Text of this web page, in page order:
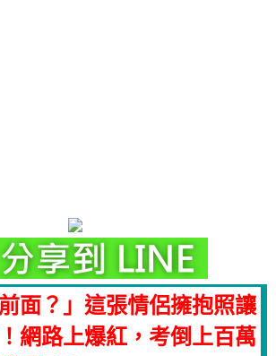
前面？」這張情侶擁抱照讓
網路上爆紅，考倒上百萬